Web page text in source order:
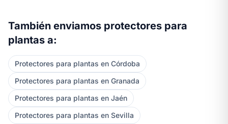
También enviamos protectores para
plantas a:
Protectores para plantas en Córdoba
Protectores para plantas en Granada
Protectores para plantas en Jaén
Protectores para plantas en Sevilla